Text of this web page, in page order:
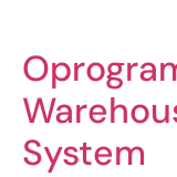
System